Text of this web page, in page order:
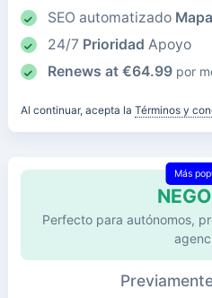
SEO automatizado
24/7 Prioridad Apoyo
Renews at €64.99 por
Al continuar, acepta la Términos y
Más
Perfecto para autónomos,